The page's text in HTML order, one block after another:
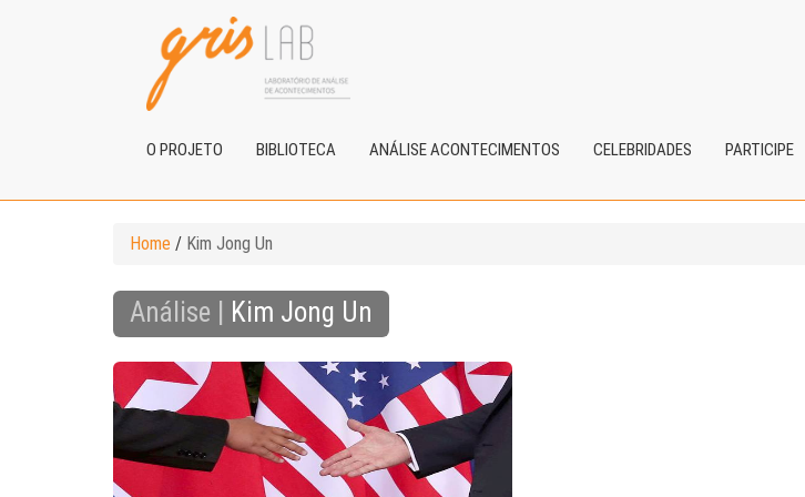
O PROJETO BIBLIOTECA ANÁLISE ACONTECIMENTOS CELEBRIDADES PARTICIPE
Home / Kim Jong Un
Análise | Kim Jong Un